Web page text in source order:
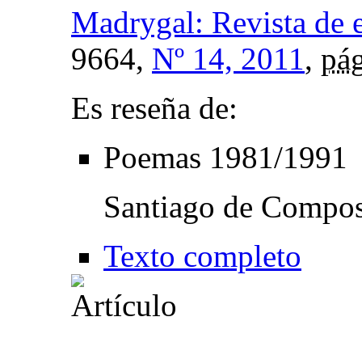
Madrygal: Revista de
9664, Nº 14, 2011 ,
Es reseña de:
Poemas 1981/1991
Santiago de
Texto completo